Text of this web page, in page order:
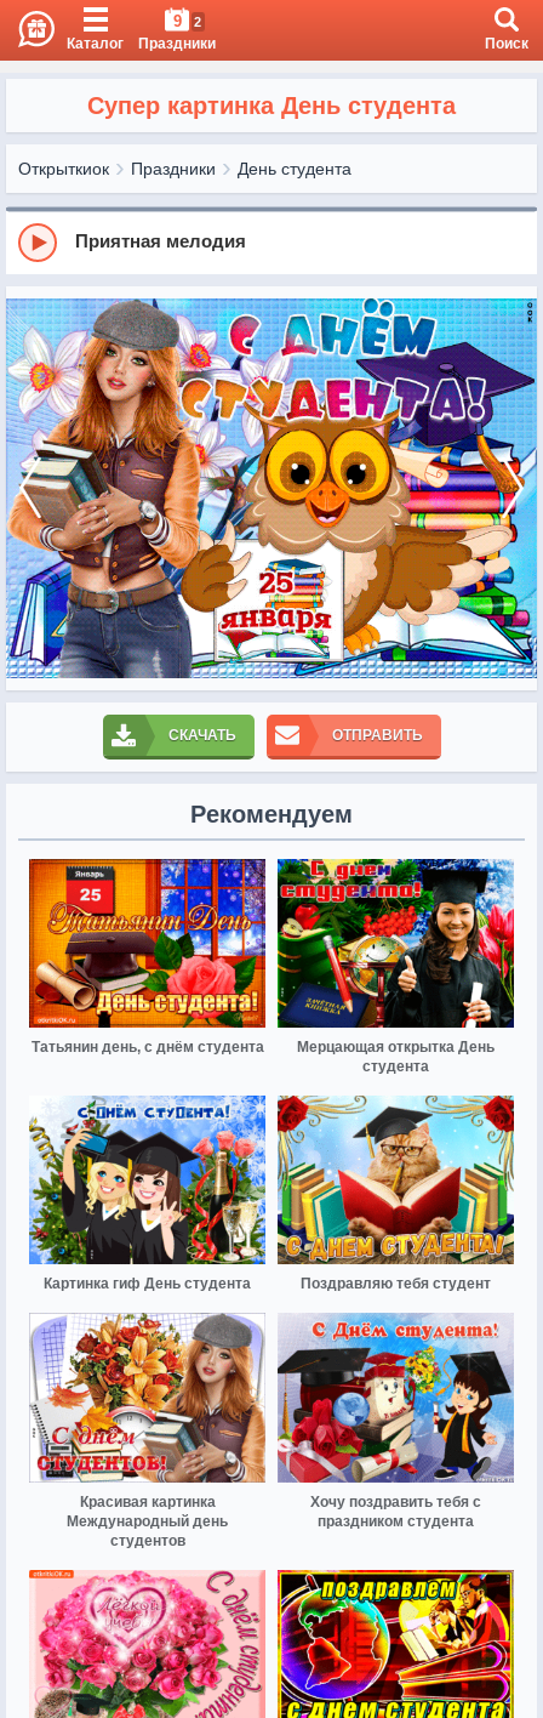
Каталог
9 2
Праздники Поиск
Супер картинка День студента
Открыткиок Праздники День студента
Приятная мелодия
СКАЧАТЬ ОТПРАВИТЬ
Рекомендуем
Татьянин день, с днём студента
Мерцающая открытка День
студента
Картинка гиф День студента Поздравляю тебя студент
Красивая картинка
Международный день
студентов
Хочу поздравить тебя с
праздником студента